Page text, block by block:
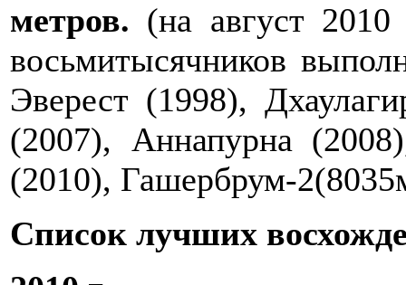
метров. (на август
восьмитысячников
Эверест (1998),
(2007), Аннапурна
(2010), Гашербрум-
Список лучших